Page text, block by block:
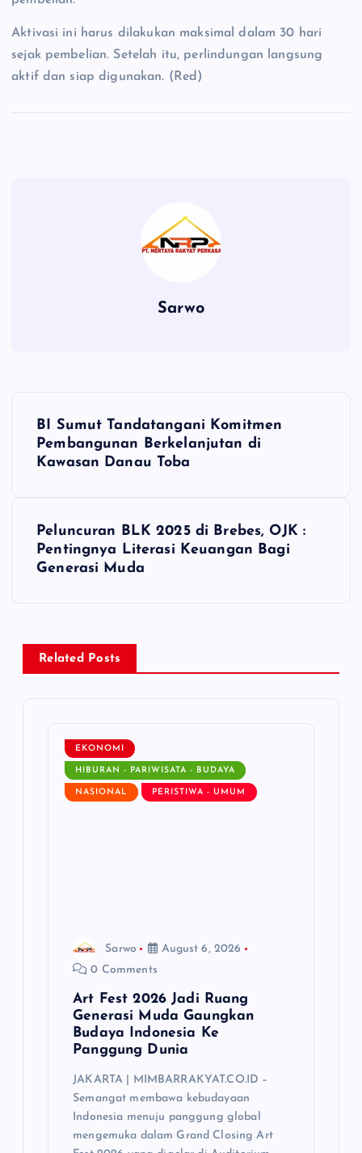
Aktivasi ini harus dilakukan maksimal dalam 30 hari
sejak pembelian. Setelah itu, perlindungan langsung
aktif dan siap digunakan. (Red)
Sarwo
v
BI Sumut Tandatangani Komitmen
Pembangunan Berkelanjutan di
Kawasan Danau Toba
Peluncuran BLK 2025 di Brebes, OJK :
Pentingnya Literasi Keuangan Bagi
Generasi Muda
Related Posts
EKONOMI
HIBURAN - PARIWISATA - BUDAYA
NASIONAL PERISTIWA - UMUM
Sarwo
August 6, 2026
0 Comments
Art Fest 2026 Jadi Ruang
Generasi Muda Gaungkan
Budaya Indonesia Ke
Panggung Dunia
JAKARTA | MIMBARRAKYAT.CO.ID –
Semangat membawa kebudayaan
Indonesia menuju panggung global
mengemuka dalam Grand Closing Art